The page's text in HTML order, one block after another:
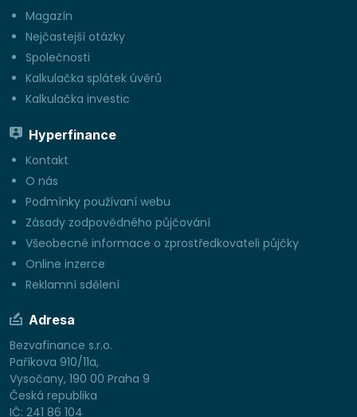
Magazín
Nejčastejší otázky
Společnosti
Kalkulačka splátek úvěrů
Kalkulačka investic
Hyperfinance
Kontakt
O nás
Podmínky používaní webu
Zásady zodpovědného půjčování
Všeobecné informace o zprostředkovateli půjčky
Online inzerce
Reklamní sdělení
Adresa
Bezvafinance s.r.o.
Paříkova 910/11a,
Vysočany, 190 00 Praha 9
Česká republika
IČ: 241 86 104